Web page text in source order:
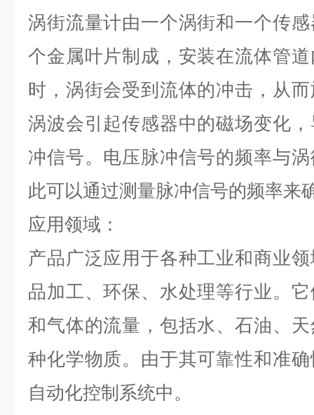
涡街流量计由一个涡街和一个传
个金属叶片制成，安装在流体管
时，涡街会受到流体的冲击，从
涡波会引起传感器中的磁场变化
冲信号。电压脉冲信号的频率与
此可以通过测量脉冲信号的频率来
应用领域：
产品广泛应用于各种工业和商业
品加工、环保、水处理等行业。
和气体的流量，包括水、石油、
种化学物质。由于其可靠性和准
自动化控制系统中。